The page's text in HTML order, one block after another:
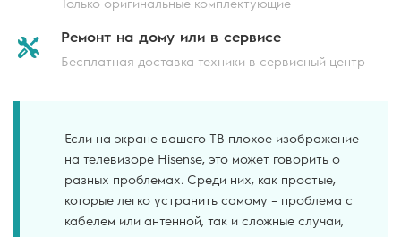
Ремонт на дому или в сервисе
Бесплатная доставка техники в сервисный центр
Если на экране вашего ТВ плохое изображение
на телевизоре Hisense, это может говорить о
разных проблемах. Среди них, как простые,
которые легко устранить самому – проблема с
кабелем или антенной, так и сложные случаи,